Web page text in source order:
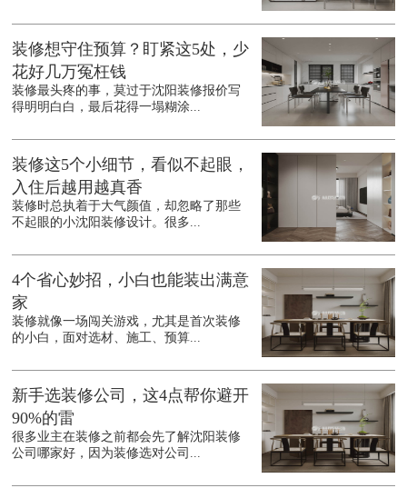
装修想守住预算？盯紧这5处，少
花好几万冤枉钱
装修最头疼的事，莫过于沈阳装修报价写
得明明白白，最后花得一塌糊涂...
装修这5个小细节，看似不起眼，
入住后越用越真香
装修时总执着于大气颜值，却忽略了那些
不起眼的小沈阳装修设计。很多...
4个省心妙招，小白也能装出满意
家
装修就像一场闯关游戏，尤其是首次装修
的小白，面对选材、施工、预算...
新手选装修公司，这4点帮你避开
90%的雷
很多业主在装修之前都会先了解沈阳装修
公司哪家好，因为装修选对公司...